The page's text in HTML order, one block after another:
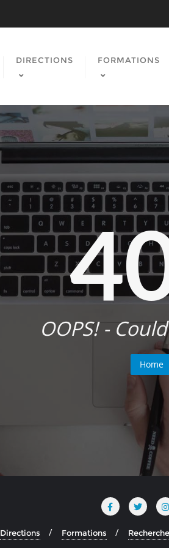
DIRECTIONS FORMATIONS
OOPS! -
Home
Directions Formations